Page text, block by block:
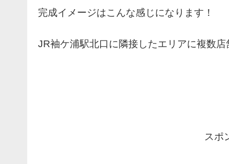
完成イメージはこんな感じになります！
JR袖ケ浦駅北口に隣接したエリアに複数
スポ